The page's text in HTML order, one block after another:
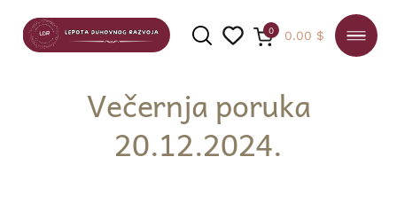
PRETRAGA
0 0.00 $
Večernja poruka
20.12.2024.